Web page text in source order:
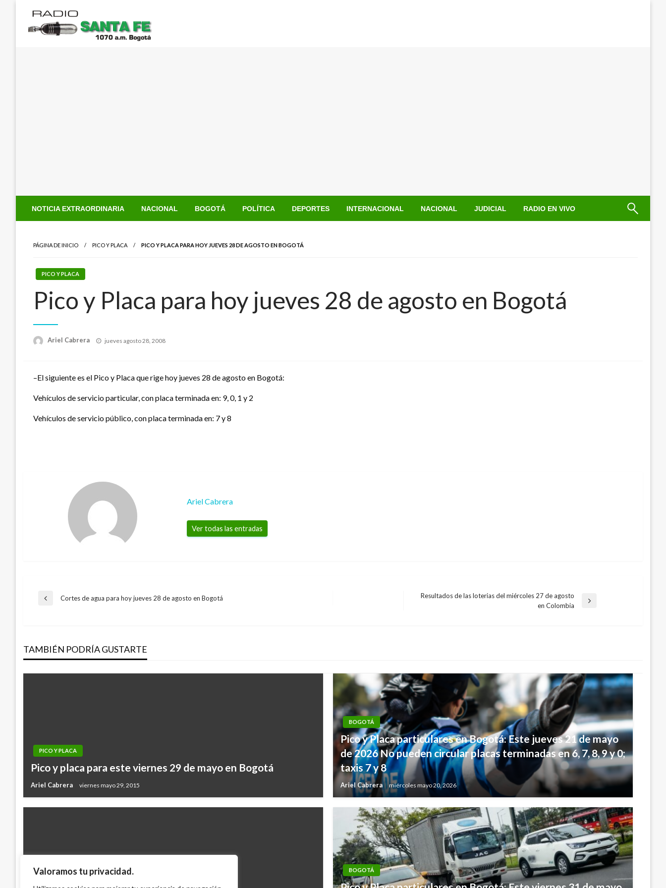
Valoramos tu privacidad.
contenido
NOTICIA EXTRAORDINARIA NACIONAL BOGOTÁ POLÍTICA DEPORTES INTERNACIONAL NACIONAL JUDICIAL RADIO EN VIVO
PÁGINA DE INICIO PICO Y PLACA PICO Y PLACA PARA HOY JUEVES 28 DE AGOSTO EN BOGOTÁ
PICO Y PLACA
Pico y Placa para hoy jueves 28 de agosto en Bogotá
Ariel Cabrera
Publicado
jueves agosto 28, 2008
–El siguiente es el Pico y Placa que rige hoy jueves 28 de agosto en Bogotá:
Vehículos de servicio particular, con placa terminada en: 9, 0, 1 y 2
Vehículos de servicio público, con placa terminada en: 7 y 8
Ariel Cabrera
Ver todas las entradas
Navegación
entradas
Entrada
Cortes de agua para hoy jueves 28 de agosto en Bogotá
Resultados de las loterias del miércoles 27 de agosto
en Colombia
TAMBIÉN PODRÍA GUSTARTE
PICO Y PLACA
Pico y placa para este viernes 29 de mayo en Bogotá
Ariel Cabrera viernes mayo 29, 2015
BOGOTÁ
Pico y Placa particulares en Bogotá: Este jueves 21 de mayo
de 2026 No pueden circular placas terminadas en 6, 7, 8, 9 y 0;
taxis 7 y 8
Ariel Cabrera miércoles mayo 20, 2026
BOGOTÁ